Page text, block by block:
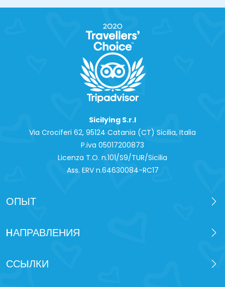
Sicilying S.r.l
Via Crociferi 62, 95124 Catania (CT) Sicilia, Italia
P.iva 0‍5017200873
Licenza T.O. n.101/S9/TUR/Sicilia
Ass. ERV n.64630084-RC17
ОПЫТ
HАПРАВЛЕНИЯ
ССЫЛКИ